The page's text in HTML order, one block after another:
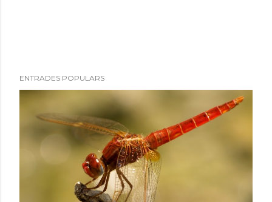
ENTRADES POPULARS